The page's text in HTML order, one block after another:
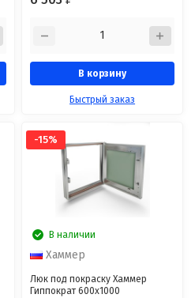
В корзину
Быстрый заказ
-15%
В наличии
Хаммер
Люк под покраску Хаммер
Гиппократ 600x1000